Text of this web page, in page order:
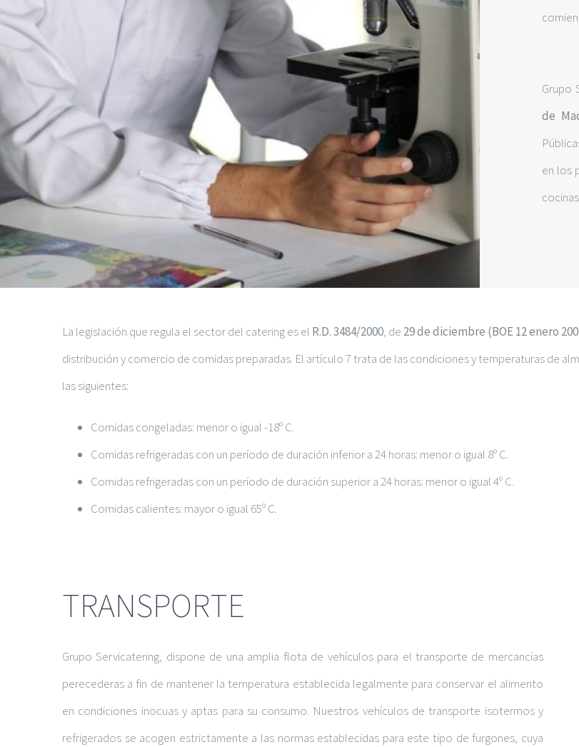
Grupo
de
en los
La legislación que regula el sector del catering es el R.D. 3484/2000, de 29 de diciembre (BOE 12 enero
distribución y comercio de comidas preparadas. El artículo 7 trata de las condiciones y temperaturas de
las siguientes:
Comidas congeladas: menor o igual -18º C.
Comidas refrigeradas con un período de duración inferior a 24 horas: menor o igual 8º C.
Comidas refrigeradas con un período de duración superior a 24 horas: menor o igual 4º C.
Comidas calientes: mayor o igual 65º C.
TRANSPORTE
Grupo Servicatering, dispone de una amplia flota de vehículos para el transporte de mercancías
perecederas a fin de mantener la temperatura establecida legalmente para conservar el alimento
en condiciones inocuas y aptas para su consumo. Nuestros vehículos de transporte isotermos y
refrigerados se acogen estrictamente a las normas establecidas para este tipo de furgones, cuya